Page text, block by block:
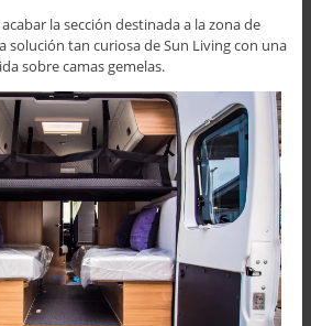
la sección destinada a la zona de
solución tan curiosa de Sun Living con una
sobre camas gemelas.